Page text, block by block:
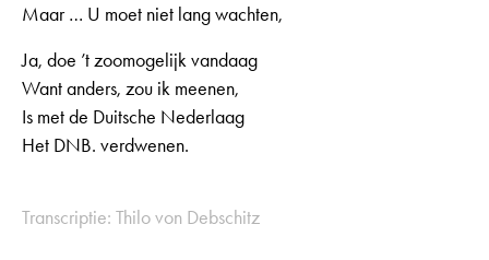
Maar … U moet niet lang wachten,
Ja, doe ’t zoomogelijk vandaag
Want anders, zou ik meenen,
Is met de Duitsche Nederlaag
Het DNB. verdwenen.
Transcriptie: Thilo von Debschitz